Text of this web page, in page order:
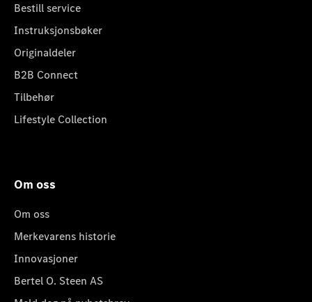
Bestill service
Instruksjonsbøker
Originaldeler
B2B Connect
Tilbehør
Lifestyle Collection
Om oss
Om oss
Merkevarens historie
Innovasjoner
Bertel O. Steen AS